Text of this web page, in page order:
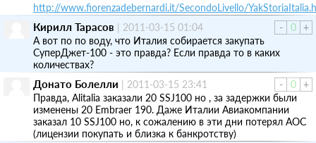
http://www.fiorenzadebernardi.it/SecondoLivello/
-
0 +
Кирилл Тарасов | 2011-03-15 01:04
А вот по по воду, что Италия собирается закупать
СуперДжет-100 - это правда? Если правда то в каких
количествах?
-
0 +
Донато Болелли | 2011-03-15 23:41
Правда, Alitalia заказали 20 SSJ100 но , за задержки были
изменены 20 Embraer 190. Даже Италии Авиакомпании
заказал 10 SSJ100 но, к сожалению в эти дни потерял AOC
(лицензии покупать и близка к банкротству)